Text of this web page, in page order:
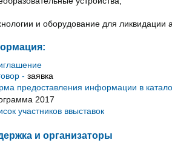
и оборудование для ликвидации
- заявка
предоставления информации в
2017
участников ввыставок
и организаторы